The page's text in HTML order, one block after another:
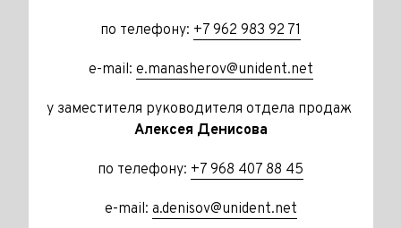
по телефону: +7 962 983 92 71
e-mail: e.manasherov@unident.net
у заместителя руководителя отдела продаж
Алексея Денисова
по телефону: +7 968 407 88 45
e-mail: a.denisov@unident.net